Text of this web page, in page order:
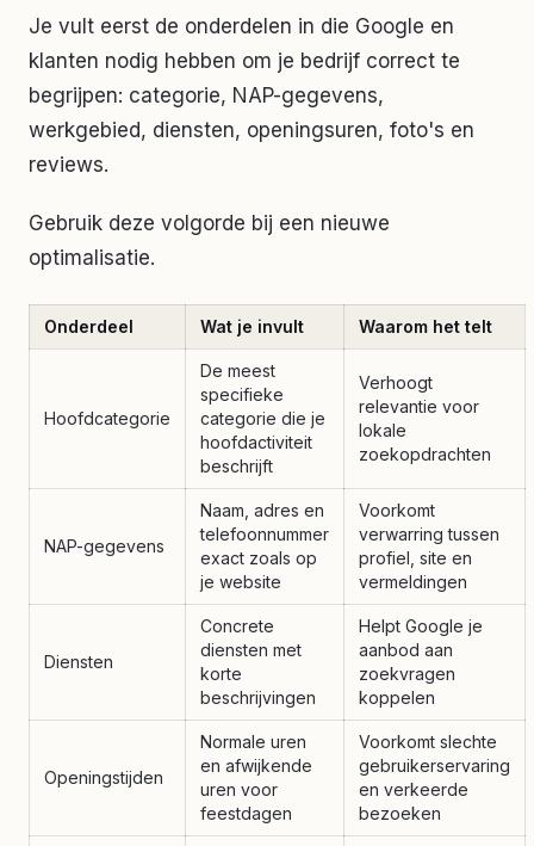
Je vult eerst de onderdelen in die Google en
klanten nodig hebben om je bedrijf correct te
begrijpen: categorie, NAP-gegevens,
werkgebied, diensten, openingsuren, foto's en
reviews.
Gebruik deze volgorde bij een nieuwe
optimalisatie.
Onderdeel Wat je invult Waarom het telt
Hoofdcategorie
De meest
specifieke
categorie die je
hoofdactiviteit
beschrijft
Verhoogt
relevantie voor
lokale
zoekopdrachten
NAP-gegevens
Naam, adres en
telefoonnummer
exact zoals op
je website
Voorkomt
verwarring tussen
profiel, site en
vermeldingen
Diensten
Concrete
diensten met
korte
beschrijvingen
Helpt Google je
aanbod aan
zoekvragen
koppelen
Openingstijden
Normale uren
en afwijkende
uren voor
feestdagen
Voorkomt slechte
gebruikerservaring
en verkeerde
bezoeken